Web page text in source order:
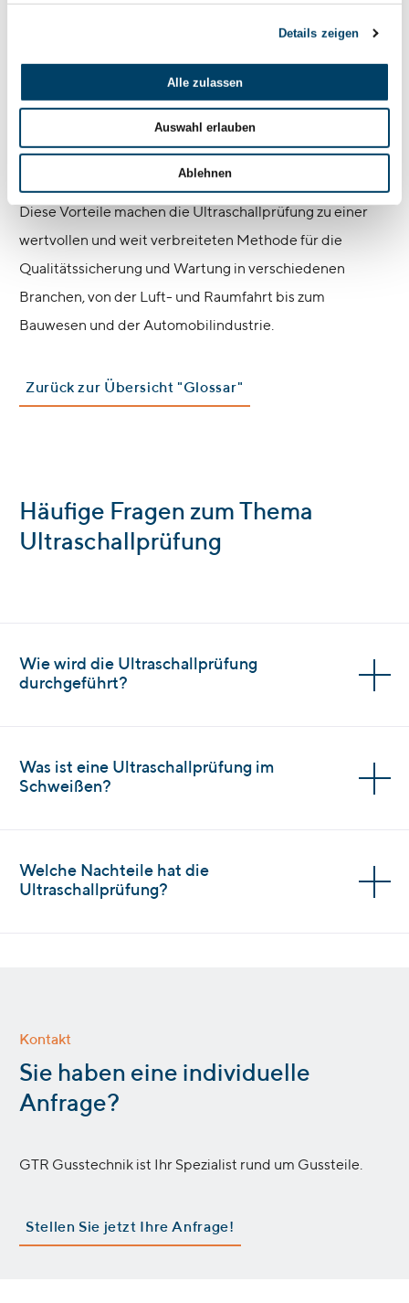
Details zeigen
Alle zulassen
Auswahl erlauben
Ablehnen
Vergleich zu anderen zerstörungsfreien Prüfgeräten
wie CT-Scannern oder großen radiografischen
Anschaffung als auch im Betrieb.
Diese Vorteile machen die Ultraschallprüfung zu einer
wertvollen und weit verbreiteten Methode für die
Qualitätssicherung und Wartung in verschiedenen
Branchen, von der Luft- und Raumfahrt bis zum
Bauwesen und der Automobilindustrie.
Zurück zur Übersicht "Glossar"
Häufige Fragen zum Thema
Ultraschallprüfung
Wie wird die Ultraschallprüfung
durchgeführt?
Was ist eine Ultraschallprüfung im
Schweißen?
Welche Nachteile hat die
Ultraschallprüfung?
Kontakt
:Sie haben eine individuelle
Anfrage?
GTR Gusstechnik ist Ihr Spezialist rund um Gussteile.
Stellen Sie jetzt Ihre Anfrage!